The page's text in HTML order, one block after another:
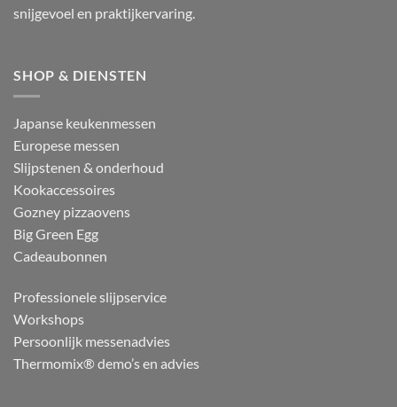
snijgevoel en praktijkervaring.
SHOP & DIENSTEN
Japanse keukenmessen
Europese messen
Slijpstenen & onderhoud
Kookaccessoires
Gozney pizzaovens
Big Green Egg
Cadeaubonnen
Professionele slijpservice
Workshops
Persoonlijk messenadvies
Thermomix® demo’s en advies